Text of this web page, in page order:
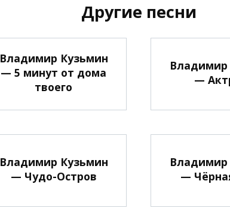
Другие песни
Владимир Кузьмин
— 5 минут от дома
твоего
Владимир
—
Владимир Кузьмин
— Чудо-Остров
Владимир
—